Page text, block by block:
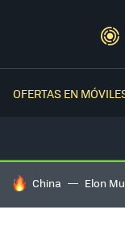
OFERTAS EN
HOY SE HABLA DE
China Elon